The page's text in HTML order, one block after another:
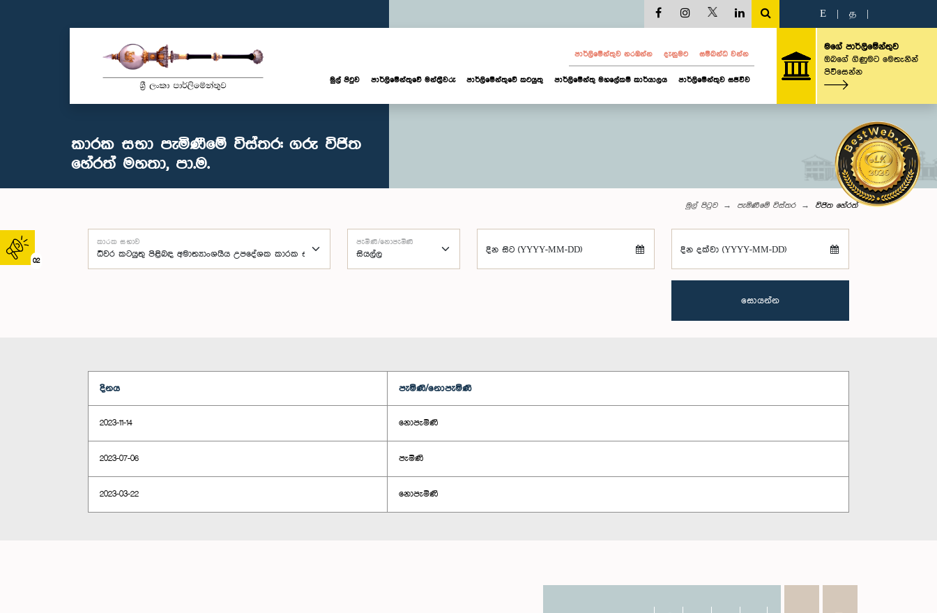
02
E த
පාර්ලි‌මේන්තුව නරඹන්න දැනුමට සම්බන්ධ වන්න
මුල් පිටුව පාර්ලි‌මේන්තුවේ මන්ත්‍රීවරු පාර්ලිමේන්තුවේ කටයුතු පාර්ලිමේන්තු මහලේකම් කාර්යාලය පාර්ලිමේන්තුව සජීවීව
මගේ පාර්ලිමේන්තුව
ඔබගේ ගිණුමට මෙතැනින්
පිවිසෙන්න
කාරක සභා පැමිණීමේ විස්තර: ගරු විජිත
හේරත් මහතා, පා.ම.
මුල් පිටුව පැමිණීමේ විස්තර විජිත හේරත්
කාරක සභාව පැමිණි/නොපැමිණි
දින සිට (YYYY-MM-DD) දින දක්වා (YYYY-MM-DD)
සොයන්න
දිනය පැමිණි/නොපැමිණි
2023-11-14 නොපැමිණි
2023-07-06 පැමිණි
2023-03-22 නොපැමිණි